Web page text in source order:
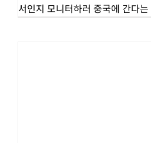
서인지 모니터하러 중국에 간다는